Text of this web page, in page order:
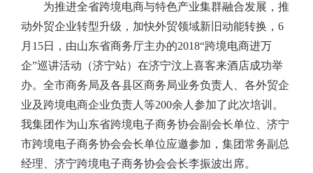
为推进全省跨境电商与特色产业集群融合发展，推
动外贸企业转型升级，加快外贸领域新旧动能转换，6
月15日，由山东省商务厅主办的2018“跨境电商进万
企”巡讲活动（济宁站）在济宁汶上喜客来酒店成功举
办。全市商务局及各县区商务局业务负责人、各外贸企
业及跨境电商企业负责人等200余人参加了此次培训。
我集团作为山东省跨境电子商务协会副会长单位、济宁
市跨境电子商务协会会长单位应邀参加，集团常务副总
经理、济宁跨境电子商务协会会长李振波出席。